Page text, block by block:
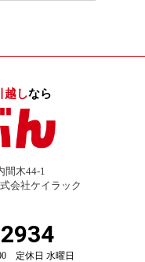
越しなら
間木44-1
会社ケイラック
定休日 水曜日